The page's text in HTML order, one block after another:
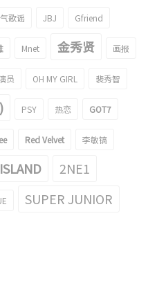
歌谣 JBJ Gfriend
Mnet 金秀贤 画报
员 OH MY GIRL 裴秀智
PSY 热恋 GOT7
Red Velvet 李敏镐
2NE1
SUPER JUNIOR